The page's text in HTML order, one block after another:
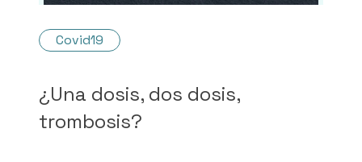
Covid19
¿Una dosis, dos dosis,
trombosis?